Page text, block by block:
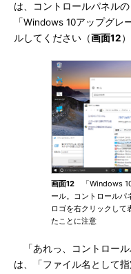
は、コントロールパネル
「Windows 10アップグ
ルしてください（画面12）
画面12 「Windows
ール。コントロール
ロゴを右クリックして
たことに注意
「あれっ、コントロー
は、「ファイル名として